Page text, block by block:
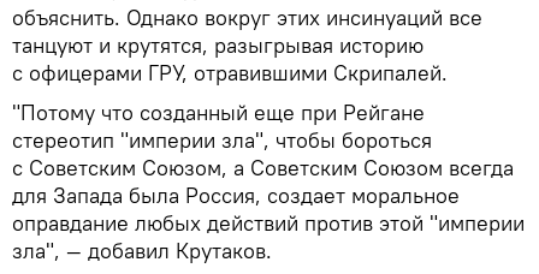
объяснить. Однако вокруг этих инсинуаций все
танцуют и крутятся, разыгрывая историю
с офицерами ГРУ, отравившими Скрипалей.
"Потому что созданный еще при Рейгане
стереотип "империи зла", чтобы бороться
с Советским Союзом, а Советским Союзом всегда
для Запада была Россия, создает моральное
оправдание любых действий против этой "империи
зла", — добавил Крутаков.